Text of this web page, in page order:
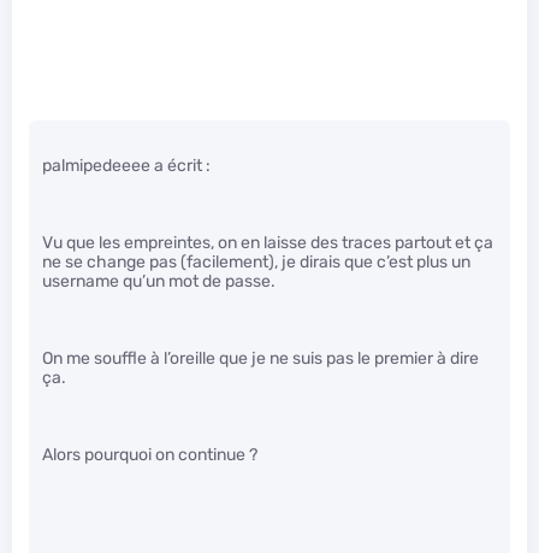
palmipedeeee a écrit :
Vu que les empreintes, on en laisse des traces partout et ça
ne se change pas (facilement), je dirais que c’est plus un
username qu’un mot de passe.
On me souffle à l’oreille que je ne suis pas le premier à dire
ça.
Alors pourquoi on continue ?